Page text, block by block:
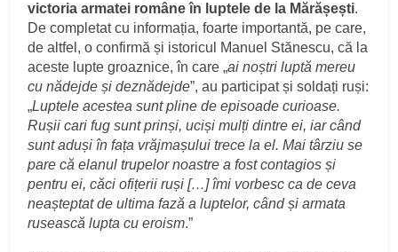
victoria armatei române în luptele de la Mărășești.
De completat cu informația, foarte importantă, pe care,
de altfel, o confirmă și istoricul Manuel Stănescu, că la
aceste lupte groaznice, în care „ai noștri luptă mereu
cu nădejde și deznădejde”, au participat și soldați ruși:
„Luptele acestea sunt pline de episoade curioase.
Rușii cari fug sunt prinși, uciși mulți dintre ei, iar când
sunt aduși în fața vrăjmașului trece la el. Mai târziu se
pare că elanul trupelor noastre a fost contagios și
pentru ei, căci ofițerii ruși […] îmi vorbesc ca de ceva
neașteptat de ultima fază a luptelor, când și armata
rusească lupta cu eroism.”